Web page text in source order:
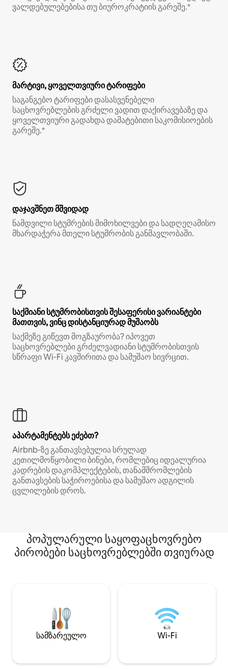
ვალდებულებებისა თუ ბიუროკრატიის გარეშე.*
მარტივი, ყოველთვიური ტარიფები
საგანგებო ტარიფები დასასვენებელი
საცხოვრებლების გრძელი ვადით დაქირავებაზე და
ყოველთვიური გადახდა დამატებითი საკომისიოების
გარეშე.*
დაჯავშნეთ მშვიდად
ნამდვილი სტუმრების მიმოხილვები და სადღეღამისო
მხარდაჭერა მთელი სტუმრობის განმავლობაში.
საქმიანი სტუმრობისთვის შესაფერისი ვარიანტები
მათთვის, ვინც დისტანციურად მუშაობს
საქმეზე გიწევთ მოგზაურობა? იპოვეთ
საცხოვრებლები გრძელვადიანი სტუმრობისთვის
სწრაფი Wi‑Fi კავშირითა და სამუშაო სივრცით.
აპარტამენტებს ეძებთ?
Airbnb‑ზე განთავსებულია სრულად
კეთილმოწყობილი ბინები, რომლებიც იდეალურია
კადრების დაკომპლექტების, თანამშრომლების
განთავსების საჭიროებისა და სამუშაო ადგილის
ცვლილების დროს.
პოპულარული საყოფაცხოვრებო
პირობები საცხოვრებლებში თვიურად
სამზარეულო Wi-Fi